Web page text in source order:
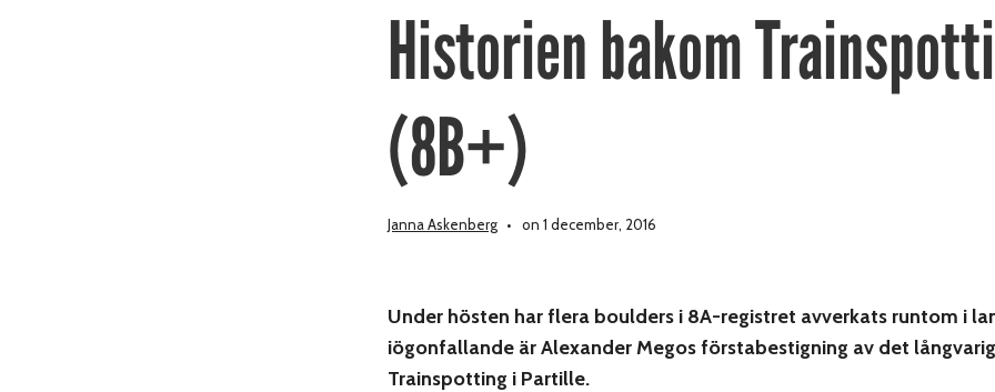
Historien bakom
(8B+)
Janna Askenberg on 1 december, 2016
Under hösten har flera boulders i 8A-registret avverkats runtom i
iögonfallande är Alexander Megos förstabestigning av det
Trainspotting i Partille.